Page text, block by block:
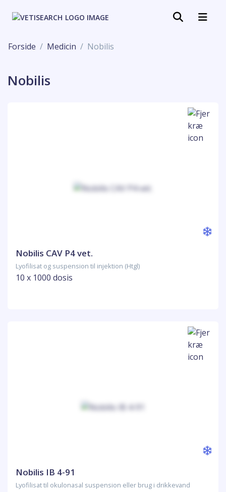
Forside Medicin Nobilis
Nobilis
Nobilis CAV P4 vet.
Lyofilisat og suspension til injektion (Htgl)
10 x 1000 dosis
Nobilis IB 4-91
Lyofilisat til okulonasal suspension eller brug i drikkevand